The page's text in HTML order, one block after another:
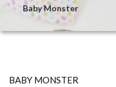
Baby Monster
BABY MONSTER